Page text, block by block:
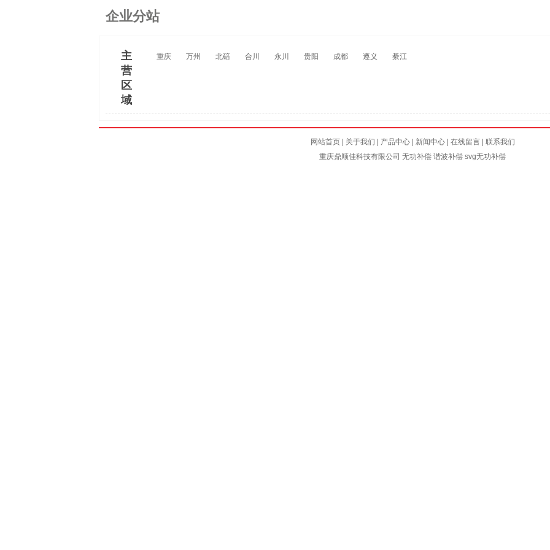
企业分站
主
营
区
域
重庆 万州 北碚 合川 永川 贵阳 成都 遵义 綦江
网站首页| 关于我们 产品中心| 新闻中心| 在线留言| 联系我们
重庆鼎顺佳科技有限公司 无功补偿 谐波补偿 svg无功补偿